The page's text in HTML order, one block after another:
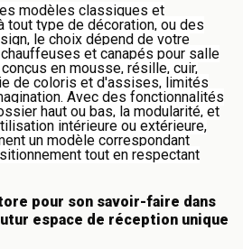
modèles classiques et
tout type de décoration, ou des
le choix dépend de votre
et canapés pour salle
en mousse, résille, cuir,
de coloris et d'assises, limités
Avec des fonctionnalités
haut ou bas, la modularité, et
intérieure ou extérieure,
un modèle correspondant
tout en respectant
pour son savoir-faire dans
espace de réception unique